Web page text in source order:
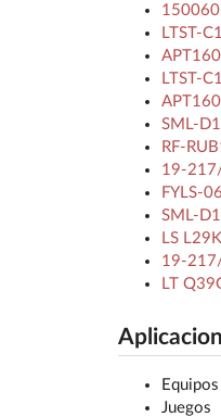
LTST-
LTST-
SML-
RF-
19-
FYLS-
SML-
LS
19-
LT
Juegos